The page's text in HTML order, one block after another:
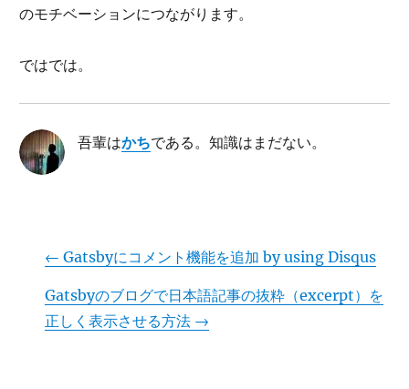
のモチベーションにつながります。
ではでは。
吾輩はかちである。知識はまだない。
← Gatsbyにコメント機能を追加 by using Disqus
Gatsbyのブログで日本語記事の抜粋（excerpt）を
正しく表示させる方法 →